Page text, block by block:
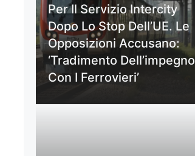
Per Il Servizio Intercity
Dopo Lo Stop Dell’UE. Le
Opposizioni Accusano:
‘Tradimento Dell’impegno
Con I Ferrovieri’